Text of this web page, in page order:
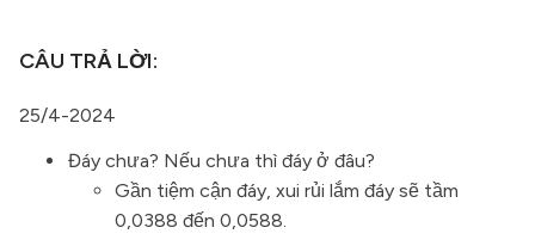
CÂU TRẢ LỜI:
25/4-2024
Đáy chưa? Nếu chưa thì đáy ở đâu?
Gần tiệm cận đáy, xui rủi lắm đáy sẽ tầm
0,0388 đến 0,0588.